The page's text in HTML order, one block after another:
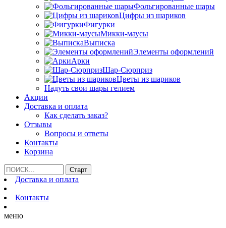
Фольгированные шары
Цифры из шариков
Фигурки
Микки-маусы
Выписка
Элементы оформлений
Арки
Шар-Сюрприз
Цветы из шариков
Надуть свои шары гелием
Акции
Доставка и оплата
Как сделать заказ?
Отзывы
Вопросы и ответы
Контакты
Корзина
Доставка и оплата
Контакты
меню